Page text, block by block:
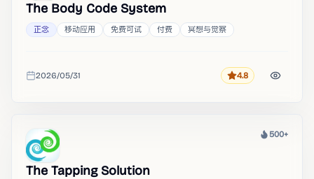
The Body Code System
正念 移动应用 免费可试 付费 冥想与觉察
收录时间
2026/05/31 评分4.8
热度
500+
The Tapping Solution